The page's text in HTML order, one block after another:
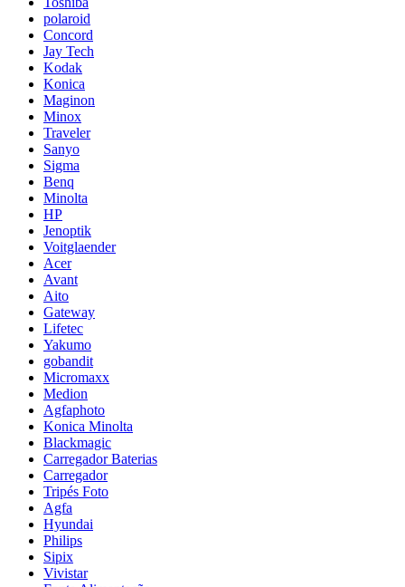
polaroid
Concord
Jay Tech
Kodak
Konica
Maginon
Minox
Traveler
Sanyo
Sigma
Benq
Minolta
HP
Jenoptik
Voitglaender
Acer
Avant
Aito
Gateway
Lifetec
Yakumo
gobandit
Micromaxx
Medion
Agfaphoto
Konica Minolta
Blackmagic
Carregador Baterias
Carregador
Tripés Foto
Agfa
Hyundai
Philips
Sipix
Vivistar